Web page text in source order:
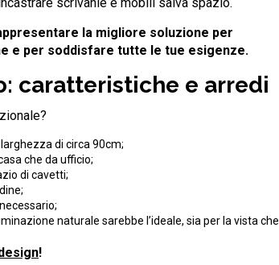
la migliore soluzione per
e per soddisfare tutte le tue esigenze.
caratteristiche e arredi
di circa 90cm;
che da ufficio;
di cavetti;
naturale sarebbe l’ideale, sia per la vista che
!